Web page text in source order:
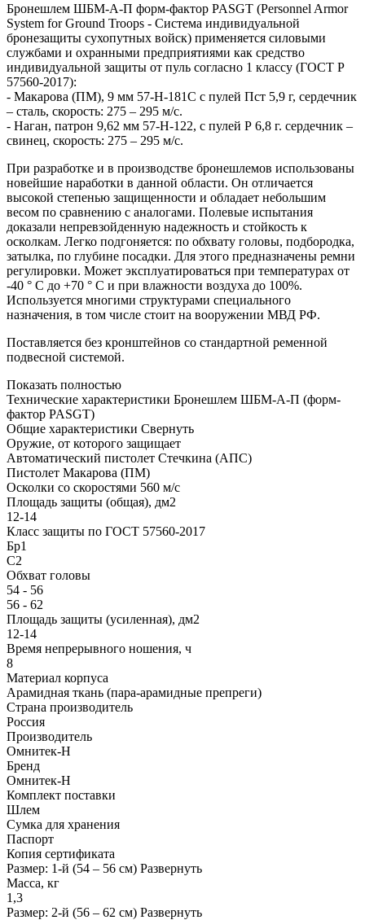
Бронешлем ШБМ-А-П форм-фактор PASGT (Personnel Armor
System for Ground Troops - Cистема индивидуальной
бронезащиты сухопутных войск) применяется силовыми
службами и охранными предприятиями как средство
индивидуальной защиты от пуль согласно 1 классу (ГОСТ Р
57560-2017):
- Макарова (ПМ), 9 мм 57-Н-181С с пулей Пст 5,9 г, сердечник
– сталь, скорость: 275 – 295 м/с.
- Наган, патрон 9,62 мм 57-Н-122, с пулей Р 6,8 г. сердечник –
свинец, скорость: 275 – 295 м/с.
При разработке и в производстве бронешлемов использованы
новейшие наработки в данной области. Он отличается
высокой степенью защищенности и обладает небольшим
весом по сравнению с аналогами. Полевые испытания
доказали непревзойденную надежность и стойкость к
осколкам. Легко подгоняется: по обхвату головы, подбородка,
затылка, по глубине посадки. Для этого предназначены ремни
регулировки. Может эксплуатироваться при температурах от
-40 ° С до +70 ° С и при влажности воздуха до 100%.
Используется многими структурами специального
назначения, в том числе стоит на вооружении МВД РФ.
Поставляется без кронштейнов со стандартной ременной
подвесной системой.
Показать полностью
Технические характеристики Бронешлем ШБМ-А-П (форм-
фактор PASGT)
Общие характеристики Свернуть
Оружие, от которого защищает
Автоматический пистолет Стечкина (АПС)
Пистолет Макарова (ПМ)
Осколки со скоростями 560 м/с
Площадь защиты (общая), дм2
12-14
Класс защиты по ГОСТ 57560-2017
Бр1
С2
Обхват головы
54 - 56
56 - 62
Площадь защиты (усиленная), дм2
12-14
Время непрерывного ношения, ч
8
Материал корпуса
Арамидная ткань (пара-арамидные препреги)
Страна производитель
Россия
Производитель
Омнитек-Н
Бренд
Омнитек-Н
Комплект поставки
Шлем
Сумка для хранения
Паспорт
Копия сертификата
Размер: 1-й (54 – 56 см) Развернуть
Масса, кг
1,3
Размер: 2-й (56 – 62 см) Развернуть